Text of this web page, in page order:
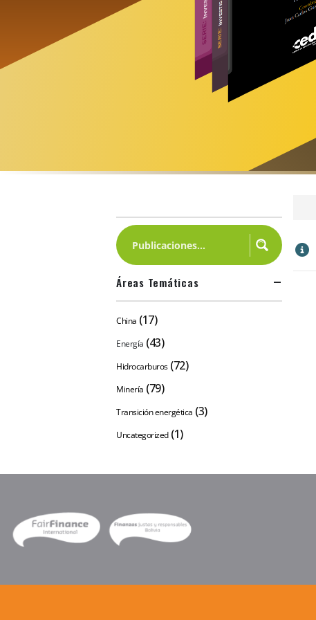
Áreas Temáticas
China (17)
Energía (43)
Hidrocarburos (72)
Minería (79)
Transición energética (3)
Uncategorized (1)